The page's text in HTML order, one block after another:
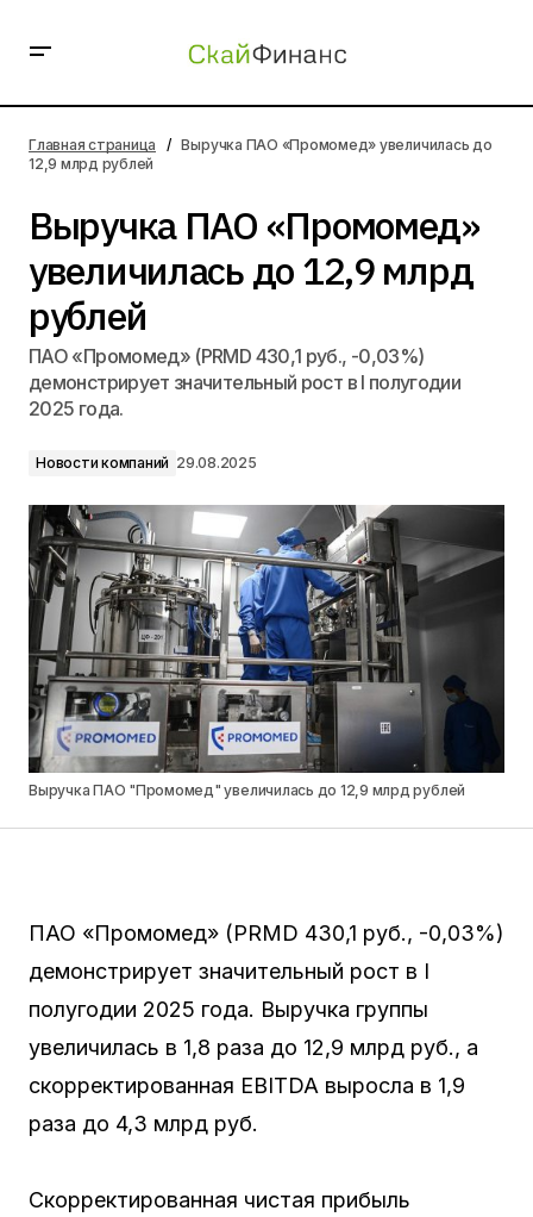
рублей
Главная страница
Выручка ПАО «Промомед» увеличилась до
12,9 млрд рублей
Выручка ПАО «Промомед»
увеличилась до 12,9 млрд
рублей
ПАО «Промомед» (PRMD 430,1 руб., -0,03%)
демонстрирует значительный рост в I полугодии
2025 года.
Новости компаний 29.08.2025
Выручка ПАО "Промомед" увеличилась до 12,9 млрд рублей
ПАО «Промомед» (PRMD 430,1 руб., -0,03%)
демонстрирует значительный рост в I
полугодии 2025 года. Выручка группы
увеличилась в 1,8 раза до 12,9 млрд руб., а
скорректированная EBITDA выросла в 1,9
раза до 4,3 млрд руб.
Скорректированная чистая прибыль